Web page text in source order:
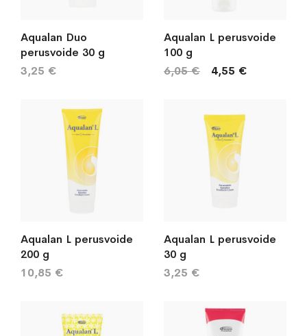
Aqualan Duo
perusvoide 30 g
3,25 €
Aqualan L perusvoide
100 g
4,55 €
6,05 €
Aqualan L perusvoide
200 g
10,85 €
Aqualan L perusvoide
30 g
3,25 €